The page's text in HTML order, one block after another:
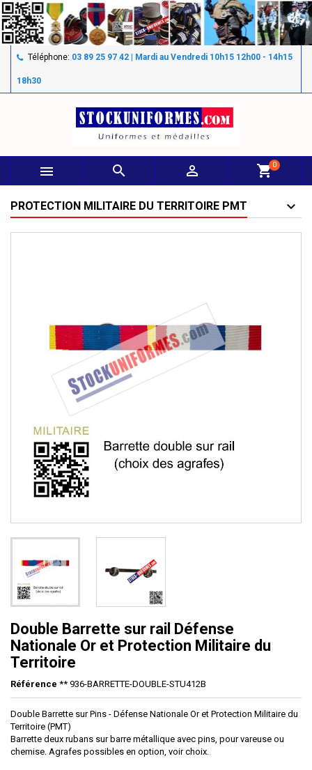
Téléphone: 03 89 25 97 42 | Mardi au Vendredi 10h15 12h00 - 14h15
18h30
   shopping_cart0
PROTECTION MILITAIRE DU TERRITOIRE PMT
Double Barrette sur rail Défense
Nationale Or et Protection Militaire du
Territoire
Référence ** 936-BARRETTE-DOUBLE-STU412B
Double Barrette sur Pins - Défense Nationale Or et Protection Militaire du
Territoire (PMT)
Barrette deux rubans sur barre métallique avec pins, pour vareuse ou
chemise. Agrafes possibles en option, voir choix.